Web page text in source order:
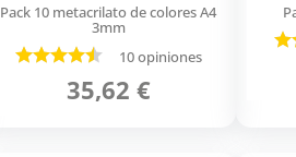
Pack 10 metacrilato de colores A4
3mm
10 opiniones
35,62 €